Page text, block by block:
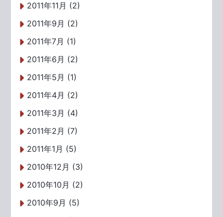
2011年11月 (2)
2011年9月 (2)
2011年7月 (1)
2011年6月 (2)
2011年5月 (1)
2011年4月 (2)
2011年3月 (4)
2011年2月 (7)
2011年1月 (5)
2010年12月 (3)
2010年10月 (2)
2010年9月 (5)